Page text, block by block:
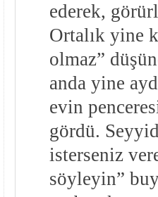
ederek,
Ortalık yine
olmaz”
anda yine
evin
gördü.
isterseniz
söyleyin”